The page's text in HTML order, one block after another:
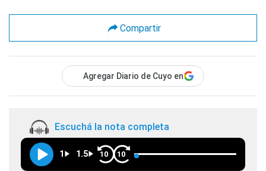
Compartir
Agregar Diario de Cuyo en
Escuchá la nota completa
1 1.5 10 10